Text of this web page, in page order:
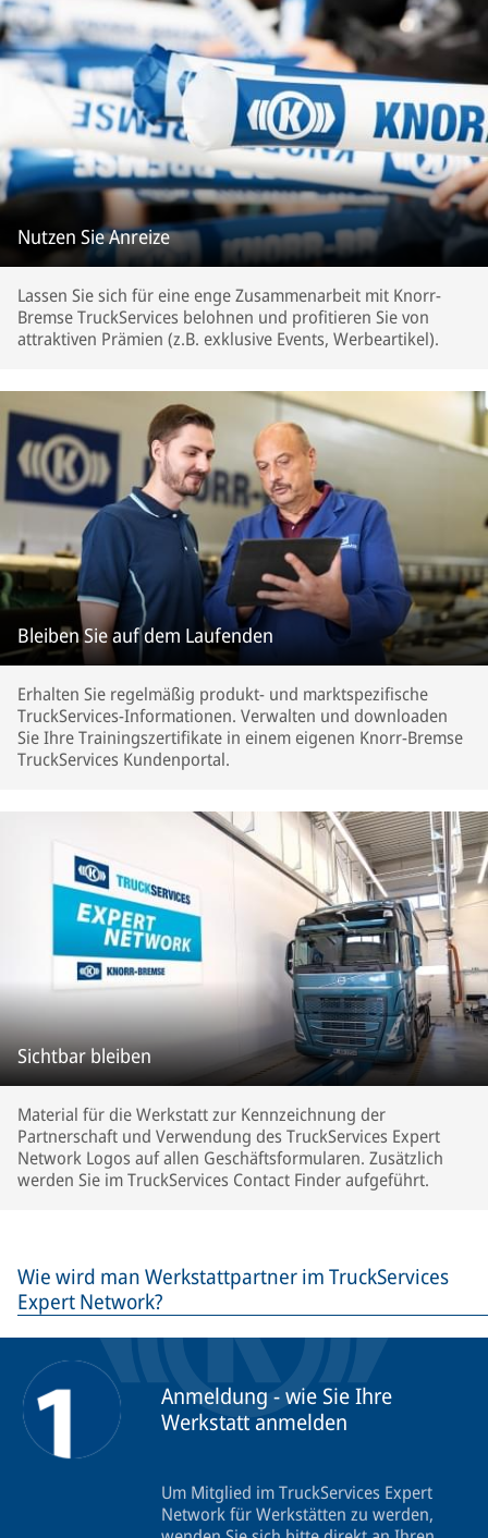
Nutzen Sie Anreize
Lassen Sie sich für eine enge Zusammenarbeit mit Knorr-
Bremse TruckServices belohnen und profitieren Sie von
attraktiven Prämien (z.B. exklusive Events, Werbeartikel).
Bleiben Sie auf dem Laufenden
Erhalten Sie regelmäßig produkt- und marktspezifische
TruckServices-Informationen. Verwalten und downloaden
Sie Ihre Trainingszertifikate in einem eigenen Knorr-Bremse
TruckServices Kundenportal.
Sichtbar bleiben
Material für die Werkstatt zur Kennzeichnung der
Partnerschaft und Verwendung des TruckServices Expert
Network Logos auf allen Geschäftsformularen. Zusätzlich
werden Sie im TruckServices Contact Finder aufgeführt.
Wie wird man Werkstattpartner im TruckServices
Expert Network?
Anmeldung - wie Sie Ihre
Werkstatt anmelden
Um Mitglied im TruckServices Expert
Network für Werkstätten zu werden,